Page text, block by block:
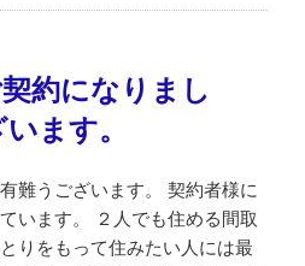
約になりまし
ます。
難うございます。 契約者様に
います。 ２人でも住める間取
りをもって住みたい人には最